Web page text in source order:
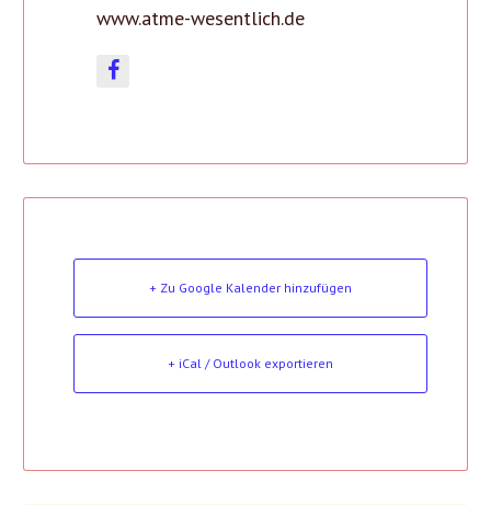
www.atme-wesentlich.de
+ Zu Google Kalender hinzufügen
+ iCal / Outlook exportieren